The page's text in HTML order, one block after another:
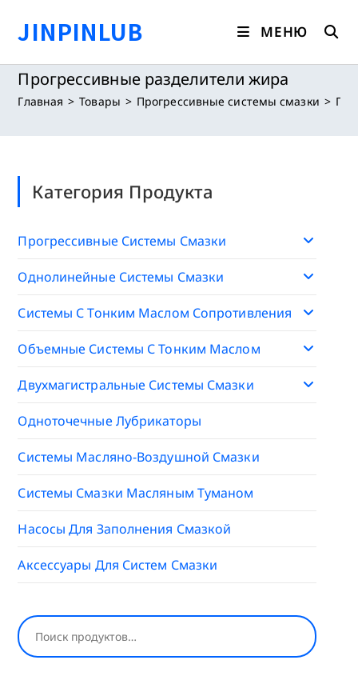
содержимому
JINPINLUB МЕНЮ
Прогрессивные разделители жира
Главная > Товары > Прогрессивные системы смазки >
Категория Продукта
Прогрессивные Системы Смазки
Однолинейные Системы Смазки
Системы С Тонким Маслом Сопротивления
Объемные Системы С Тонким Маслом
Двухмагистральные Системы Смазки
Одноточечные Лубрикаторы
Системы Масляно-Воздушной Смазки
Системы Смазки Масляным Туманом
Насосы Для Заполнения Смазкой
Аксессуары Для Систем Смазки
Поиск